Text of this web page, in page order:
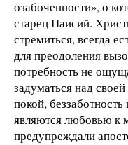
озабоченности», о
старец Паисий.
стремиться, всегда
для преодоления
потребность не
задуматься над
покой,
являются любовью к
предупреждали